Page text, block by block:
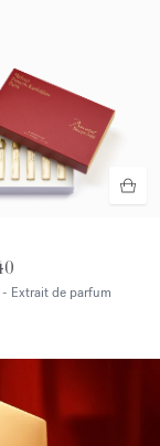
Extrait de parfum